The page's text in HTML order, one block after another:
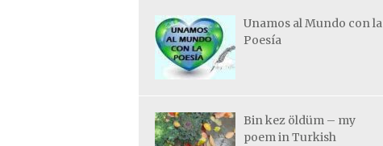
Unamos al Mundo con la
Poesía
Bin kez öldüm – my
poem in Turkish